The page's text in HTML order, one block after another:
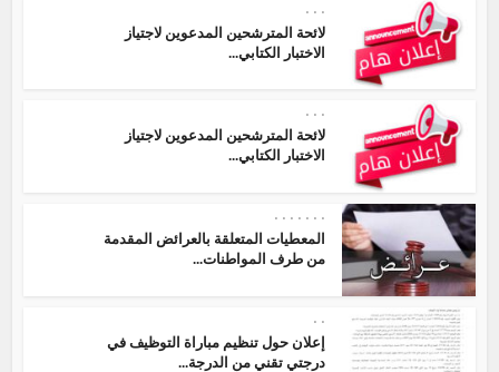
•
•
•
لائحة المترشحين المدعوين لاجتياز
الاختبار الكتابي...
•
•
•
لائحة المترشحين المدعوين لاجتياز
الاختبار الكتابي...
•
•
•
•
•
•
•
المعطيات المتعلقة بالعرائض المقدمة
من طرف المواطنات...
•
•
إعلان حول تنظيم مباراة التوظيف في
درجتي تقني من الدرجة...